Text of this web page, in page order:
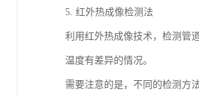
5. 红外热成像检测法
利用红外热成像技术，检测管
温度有差异的情况。
需要注意的是，不同的检测方